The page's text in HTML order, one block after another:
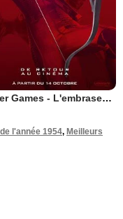
Hunger Games - L'embrasement
l'année 1954, Meilleurs